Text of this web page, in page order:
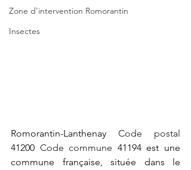
Zone d'intervention Romorantin
Insectes
Romorantin-Lanthenay Code postal
41200 Code commune 41194 est une
commune française, située dans le